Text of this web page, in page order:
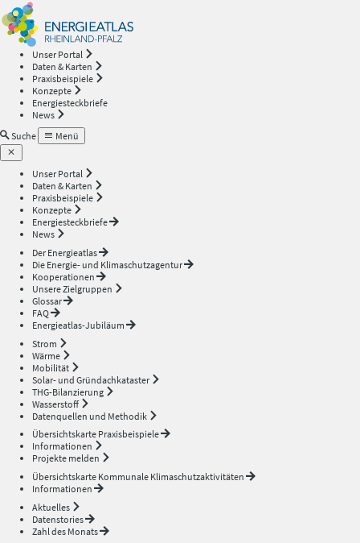
Unser Portal
Daten & Karten
Praxisbeispiele
Konzepte
Energiesteckbriefe
News
Suche
Menü
Unser Portal
Daten & Karten
Praxisbeispiele
Konzepte
Energiesteckbriefe
News
Der Energieatlas
Die Energie- und Klimaschutzagentur
Kooperationen
Unsere Zielgruppen
Glossar
FAQ
Energieatlas-Jubiläum
Strom
Wärme
Mobilität
Solar- und Gründachkataster
THG-Bilanzierung
Wasserstoff
Datenquellen und Methodik
Übersichtskarte Praxisbeispiele
Informationen
Projekte melden
Übersichtskarte Kommunale Klimaschutzaktivitäten
Informationen
Aktuelles
Datenstories
Zahl des Monats